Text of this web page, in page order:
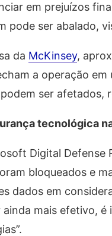
em prejuízos
pode ser abalado,
da McKinsey,
a operação
ser
tecnológica
Digital Defense
bloqueados e
dados em
mais efetivo,